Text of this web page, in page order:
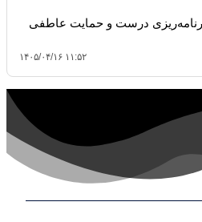
درست و حمایت عاطفی
۱۴۰۵/۰۴/۱۶ ۱۱:۵۲